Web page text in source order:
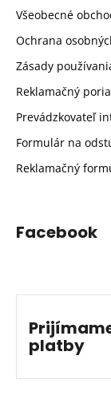
Všeobecné
Ochrana
Zásady
Reklamačný
Prevádzkovateľ
Formulár na
Reklamačný
Facebook
platby